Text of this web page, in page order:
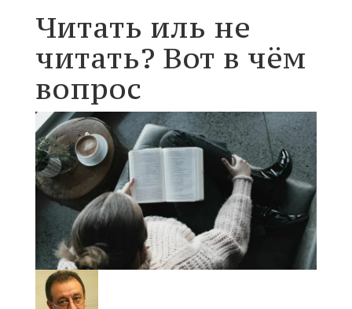
Читать иль не
читать? Вот в чём
вопрос